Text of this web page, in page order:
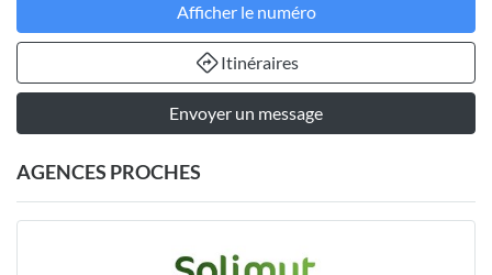
Afficher le numéro
Itinéraires
Envoyer un message
AGENCES PROCHES